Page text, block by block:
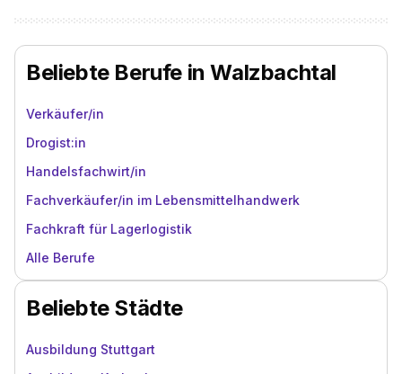
Beliebte Berufe in Walzbachtal
Verkäufer/in
Drogist:in
Handelsfachwirt/in
Fachverkäufer/in im Lebensmittelhandwerk
Fachkraft für Lagerlogistik
Alle Berufe
Beliebte Städte
Ausbildung Stuttgart